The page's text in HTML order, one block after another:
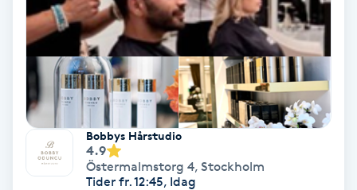
Hårförlängning
Hårvård
Hälsa
Hälsprickor
Bobbys Hårstudio
4.9
Östermalmstorg 4, Stockholm
Tider fr. 12:45, Idag